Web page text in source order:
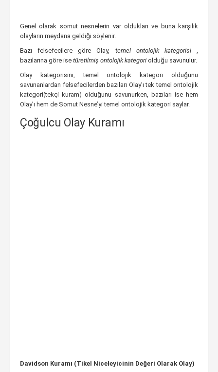
Genel olarak somut nesnelerin var oldukları ve buna karşılık
olayların meydana geldiği söylenir.
Bazı felsefecilere göre Olay, temel ontolojik kategorisi,
bazılarına göre ise türetilmiş ontolojik kategori olduğu savunulur.
Olay kategorisini, temel ontolojik kategori olduğunu
savunanlardan felsefecilerden bazıları Olay’ı tek temel ontolojik
kategori(tekçi kuram) olduğunu savunurken, bazıları ise hem
Olay’ı hem de Somut Nesne’yi temel ontolojik kategori saylar.
Çoğulcu Olay Kuramı
Davidson Kuramı (Tikel Niceleyicinin Değeri Olarak Olay)